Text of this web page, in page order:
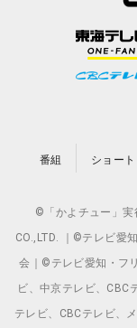
番組 ショート
©「かよチュー」実
CO.,LTD. ｜©テレビ愛
会｜©テレビ愛知・フ
ビ、中京テレビ、CBC
テレビ、CBCテレビ、